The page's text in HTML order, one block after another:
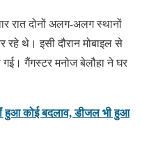
रात दोनों अलग-अलग स्थानों
रहे थे। इसी दौरान मोबाइल से
गई। गैंगस्टर मनोज बेलौहा ने घर
हुआ कोई बदलाव, डीजल भी हुआ